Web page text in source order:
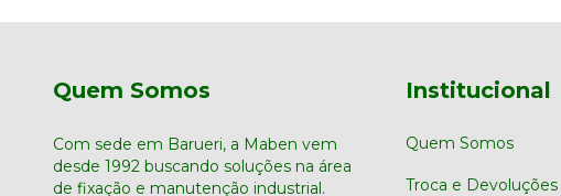
Quem Somos
Com sede em Barueri, a Maben vem
desde 1992 buscando soluções na área
de fixação e manutenção industrial.
Institucional
Quem Somos
Troca e Devoluções